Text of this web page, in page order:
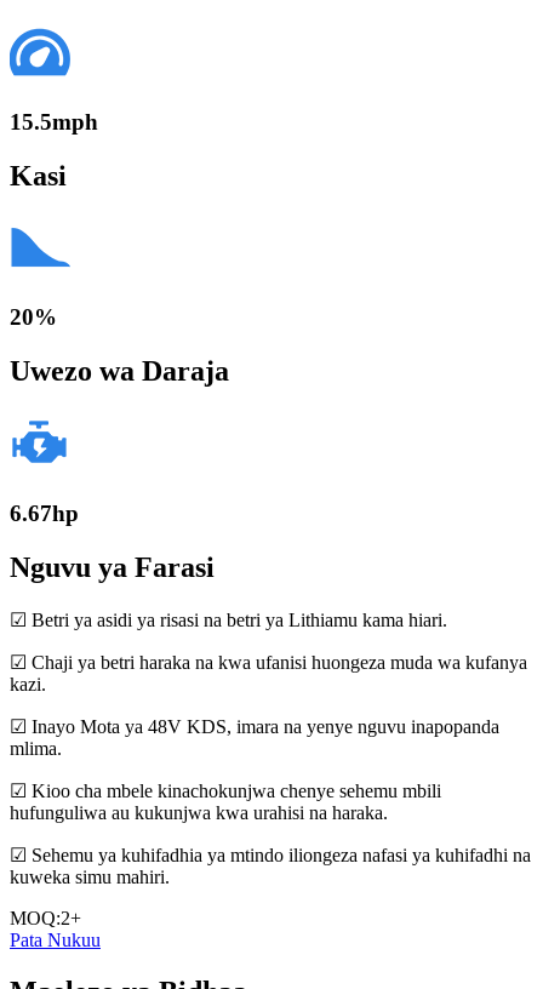
15.5mph
Kasi
20%
Uwezo wa Daraja
6.67hp
Nguvu ya Farasi
☑ Betri ya asidi ya risasi na betri ya Lithiamu kama hiari.
☑ Chaji ya betri haraka na kwa ufanisi huongeza muda wa kufanya
kazi.
☑ Inayo Mota ya 48V KDS, imara na yenye nguvu inapopanda
mlima.
☑ Kioo cha mbele kinachokunjwa chenye sehemu mbili
hufunguliwa au kukunjwa kwa urahisi na haraka.
☑ Sehemu ya kuhifadhia ya mtindo iliongeza nafasi ya kuhifadhi na
kuweka simu mahiri.
MOQ:2+
Pata Nukuu